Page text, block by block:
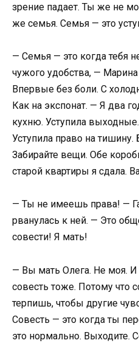
зрение падает. Ты же не
же семья. Семья — это
— Семья — это когда тебя
чужого удобства, —
Впервые без боли. С
Как на экспонат. — Я два
кухню. Уступила
Уступила право на
Забирайте вещи. Обе
старой квартиры я сдала.
— Ты не имеешь права! —
рванулась к ней. — Это
совести! Я мать!
— Вы мать Олега. Не моя. И
совесть тоже. Потому что
терпишь, чтобы другие
Совесть — это когда ты
это нормально. Выходите.